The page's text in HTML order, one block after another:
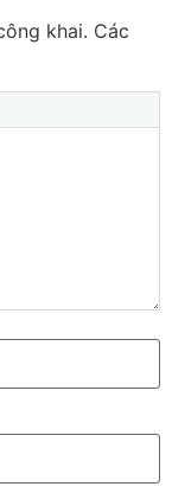
khai. Các